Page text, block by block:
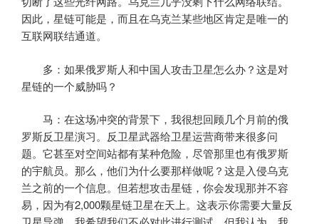
因此，星链可能是，而且在乌克兰某些地区肯定是唯一的
互联网联结通道。
多：如果俄罗斯人和中国人攻击卫星怎么办？这是对
星链的一个威胁吗？
马：在这场冲突的背景下，我很想回顾几个月前的俄
罗斯反卫星演习。反卫星武器给卫星运营商带来很多问
题。它甚至对空间站都有某种危险，尽管那里也有俄罗斯
的宇航员。那么，他们为什么要那样做呢？这是入侵乌克
兰之前的一个信息。但若想攻击星链，你会发现那并不容
易，因为有2,000颗星链卫星在天上。这表示你需要大量反